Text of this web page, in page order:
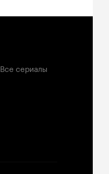
Все сериалы